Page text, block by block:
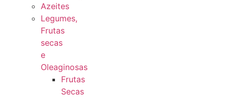
Azeites
Legumes,
Frutas
secas
e
Oleaginosas
Frutas
Secas